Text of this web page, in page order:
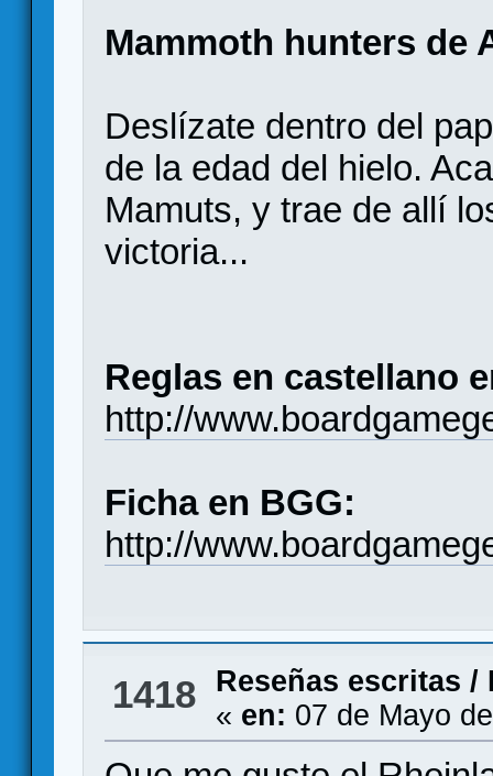
Mammoth hunters de
Deslízate dentro del
de la edad del hielo.
Mamuts, y trae de allí
victoria...
Reglas en castellano
http://
Ficha en BGG:
http://
1418 Reseñas escritas /
« en: 07 de Mayo